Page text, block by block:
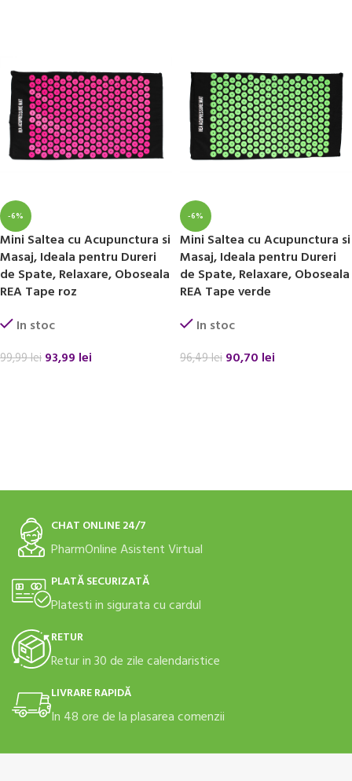
-6%
Mini Saltea cu Acupunctura si
Masaj, Ideala pentru Dureri
de Spate, Relaxare, Oboseala
REA Tape roz
In stoc
99,99lei 93,99 lei
-6%
Mini Saltea cu Acupunctura si
Masaj, Ideala pentru Dureri
de Spate, Relaxare, Oboseala
REA Tape verde
In stoc
96,49lei 90,70 lei
CHAT ONLINE 24/7
PharmOnline Asistent Virtual
PLATĂ SECURIZATĂ
Platesti in sigurata cu cardul
RETUR
Retur in 30 de zile calendaristice
LIVRARE RAPIDĂ
In 48 ore de la plasarea comenzii